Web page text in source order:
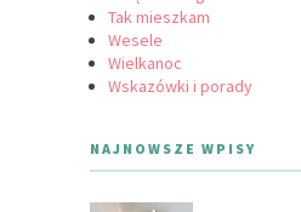
Tak mieszkam
Wesele
Wielkanoc
Wskazówki i porady
NAJNOWSZE WPISY